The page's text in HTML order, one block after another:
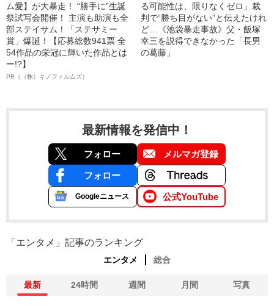
ム愛】が大暴走！ “勝手に”生誕
祭試写会開催！ 主演も助演も全
部ステイサム！「ステサミー
賞」爆誕！【応募総数941票 全
54作品の栄冠に輝いた作品とは
ー!?】
PR（（株）キノフィルムズ）
る可能性は、限りなくゼロ」裁
判で“勝ち目がない”と伝えたけれ
ど…《池袋暴走事故》父・飯塚
幸三を説得できなかった「長男
の葛藤」
最新情報を発信中！
フォロー メルマガ登録
フォロー
Googleニュース 公式YouTube
「エンタメ」記事のランキング
エンタメ 総合
最新 24時間 週間 月間 写真